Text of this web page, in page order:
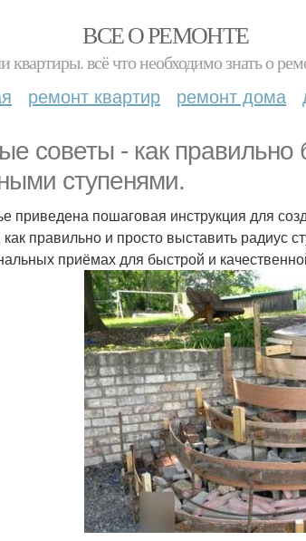
ВСЕ О РЕМОНТЕ
квартиры. всё что необходимо знать о
ремонт квартир ремонт дома
советы - как правильно
ступенями.
приведена пошаговая инструкция для
правильно и просто выставить радиус
приёмах для быстрой и